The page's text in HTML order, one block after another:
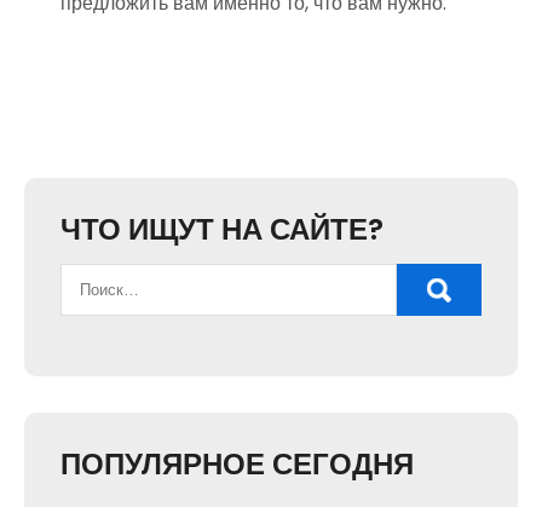
ЧТО ИЩУТ НА САЙТЕ?
ПОПУЛЯРНОЕ СЕГОДНЯ